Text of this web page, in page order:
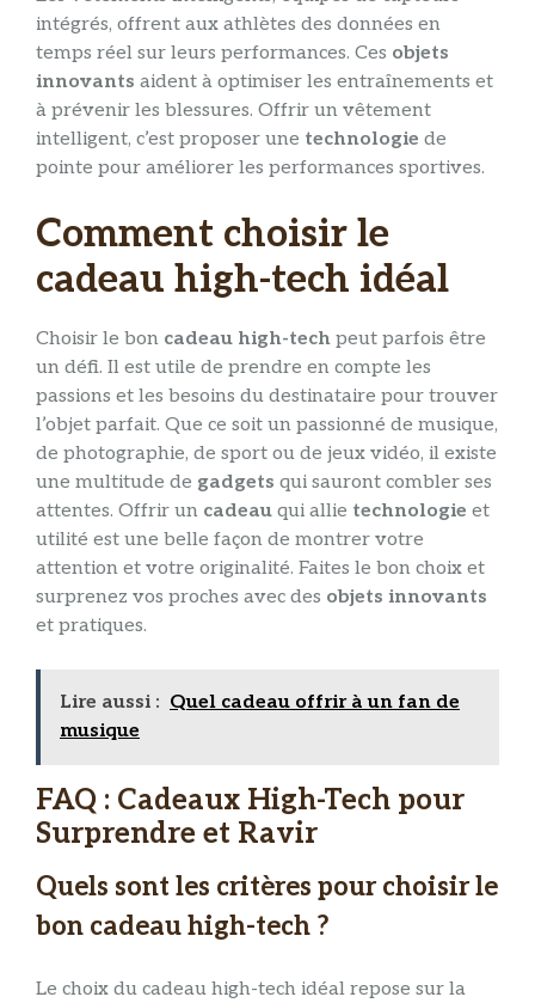
intégrés, offrent aux athlètes des données en
temps réel sur leurs performances. Ces objets
innovants aident à optimiser les entraînements et
à prévenir les blessures. Offrir un vêtement
intelligent, c’est proposer une technologie de
pointe pour améliorer les performances sportives.
Comment choisir le
cadeau high-tech idéal
Choisir le bon cadeau high-tech peut parfois être
un défi. Il est utile de prendre en compte les
passions et les besoins du destinataire pour trouver
l’objet parfait. Que ce soit un passionné de musique,
de photographie, de sport ou de jeux vidéo, il existe
une multitude de gadgets qui sauront combler ses
attentes. Offrir un cadeau qui allie technologie et
utilité est une belle façon de montrer votre
attention et votre originalité. Faites le bon choix et
surprenez vos proches avec des objets innovants
et pratiques.
Lire aussi : Quel cadeau offrir à un fan de
musique
FAQ : Cadeaux High-Tech pour
Surprendre et Ravir
Quels sont les critères pour choisir le
bon cadeau high-tech ?
Le choix du cadeau high-tech idéal repose sur la